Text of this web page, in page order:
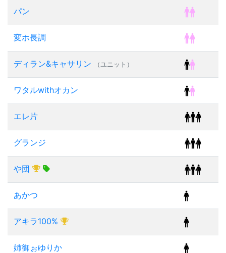
パン
変ホ長調
ディラン&キャサリン （ユニット）
ワタルwithオカン
エレ片
グランジ
や団
あかつ
アキラ100%
姉御ぉゆりか